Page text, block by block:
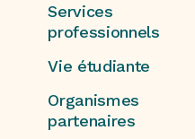
Services
professionnels
Vie étudiante
Organismes
partenaires